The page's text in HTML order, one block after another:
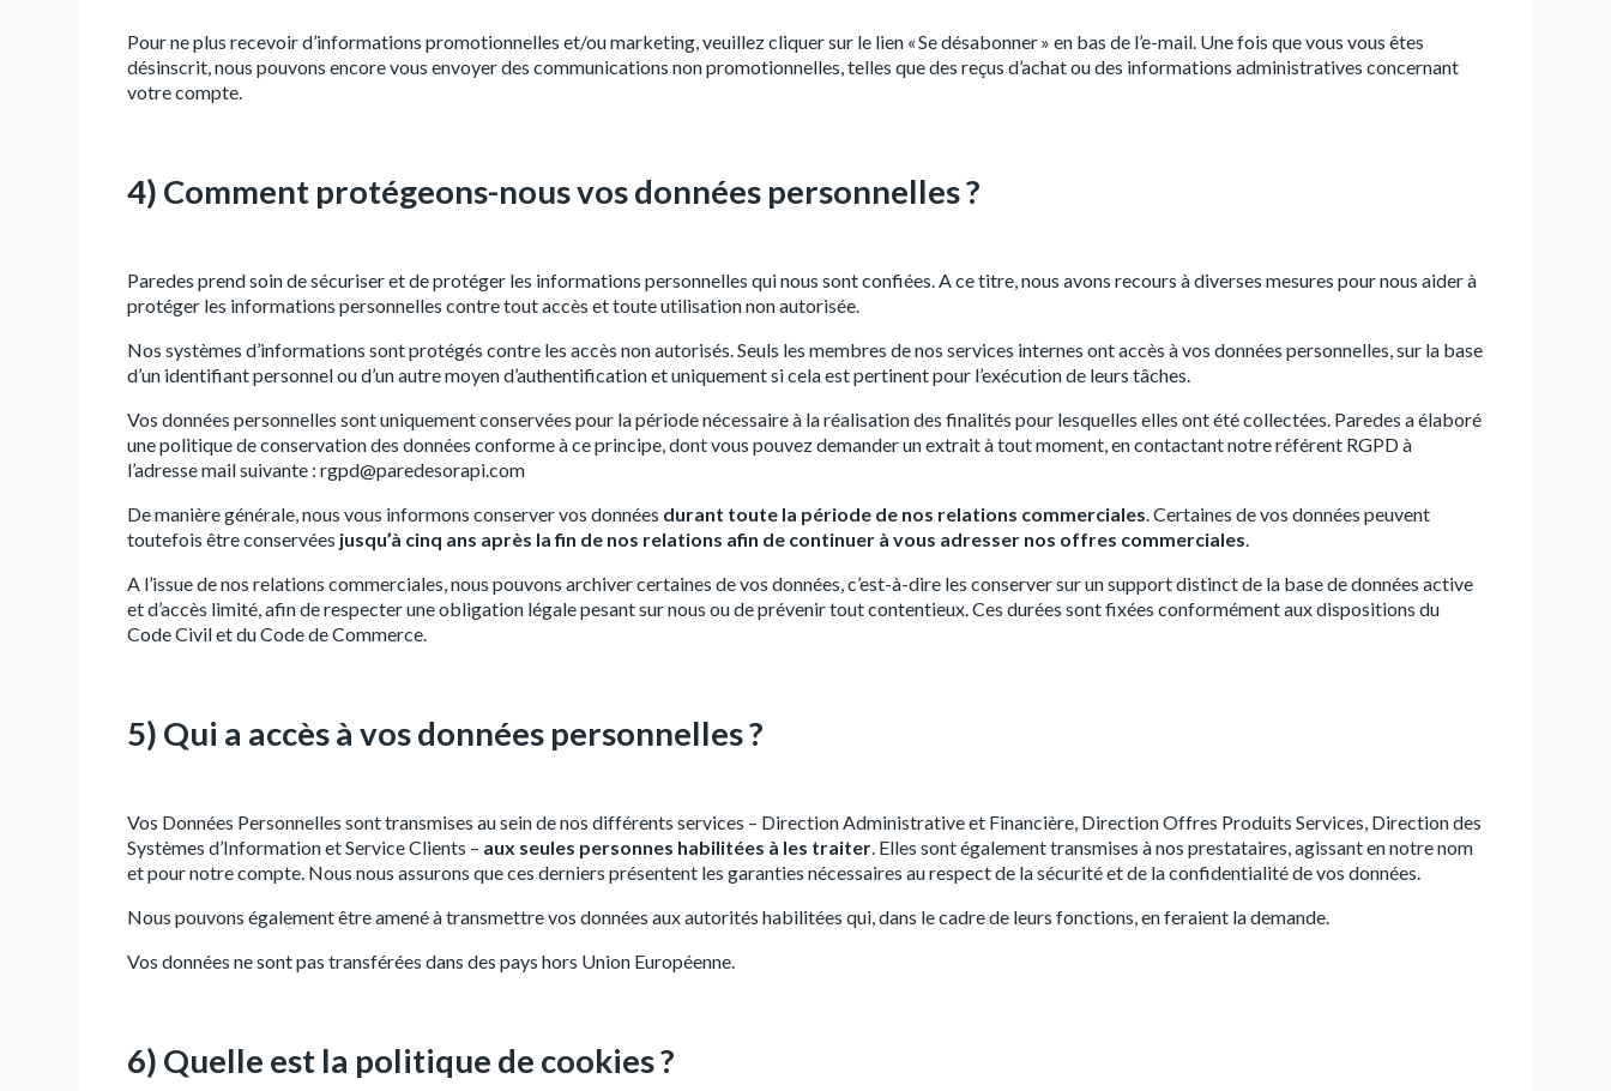
Pour ne plus recevoir d’informations promotionnelles et/ou marketing, veuillez cliquer sur le lien « Se désabonner » en bas de l’e-mail. Une fois que vous vous êtes
désinscrit, nous pouvons encore vous envoyer des communications non promotionnelles, telles que des reçus d’achat ou des informations administratives concernant
votre compte.
4) Comment protégeons-nous vos données personnelles ?
Paredes prend soin de sécuriser et de protéger les informations personnelles qui nous sont confiées. A ce titre, nous avons recours à diverses mesures pour nous aider à
protéger les informations personnelles contre tout accès et toute utilisation non autorisée.
Nos systèmes d’informations sont protégés contre les accès non autorisés. Seuls les membres de nos services internes ont accès à vos données personnelles, sur la base
d’un identifiant personnel ou d’un autre moyen d’authentification et uniquement si cela est pertinent pour l’exécution de leurs tâches.
Vos données personnelles sont uniquement conservées pour la période nécessaire à la réalisation des finalités pour lesquelles elles ont été collectées. Paredes a élaboré
une politique de conservation des données conforme à ce principe, dont vous pouvez demander un extrait à tout moment, en contactant notre référent RGPD à
l’adresse mail suivante : rgpd@paredesorapi.com
De manière générale, nous vous informons conserver vos données durant toute la période de nos relations commerciales. Certaines de vos données peuvent
toutefois être conservées jusqu’à cinq ans après la fin de nos relations afin de continuer à vous adresser nos offres commerciales.
A l’issue de nos relations commerciales, nous pouvons archiver certaines de vos données, c’est-à-dire les conserver sur un support distinct de la base de données active
et d’accès limité, afin de respecter une obligation légale pesant sur nous ou de prévenir tout contentieux. Ces durées sont fixées conformément aux dispositions du
Code Civil et du Code de Commerce.
5) Qui a accès à vos données personnelles ?
Vos Données Personnelles sont transmises au sein de nos différents services – Direction Administrative et Financière, Direction Offres Produits Services, Direction des
Systèmes d’Information et Service Clients – aux seules personnes habilitées à les traiter. Elles sont également transmises à nos prestataires, agissant en notre nom
et pour notre compte. Nous nous assurons que ces derniers présentent les garanties nécessaires au respect de la sécurité et de la confidentialité de vos données.
Nous pouvons également être amené à transmettre vos données aux autorités habilitées qui, dans le cadre de leurs fonctions, en feraient la demande.
Vos données ne sont pas transférées dans des pays hors Union Européenne.
6) Quelle est la politique de cookies ?